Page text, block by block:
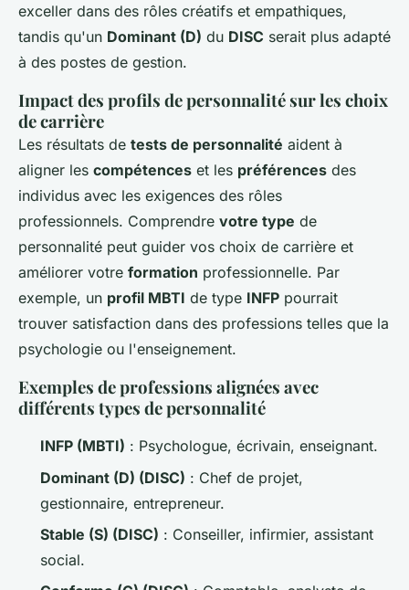
exceller dans des rôles créatifs et empathiques,
tandis qu'un Dominant (D) du DISC serait plus adapté
à des postes de gestion.
Impact des profils de personnalité sur les choix
de carrière
Les résultats de tests de personnalité aident à
aligner les compétences et les préférences des
individus avec les exigences des rôles
professionnels. Comprendre votre type de
personnalité peut guider vos choix de carrière et
améliorer votre formation professionnelle. Par
exemple, un profil MBTI de type INFP pourrait
trouver satisfaction dans des professions telles que la
psychologie ou l'enseignement.
Exemples de professions alignées avec
différents types de personnalité
INFP (MBTI) : Psychologue, écrivain, enseignant.
Dominant (D) (DISC) : Chef de projet,
gestionnaire, entrepreneur.
Stable (S) (DISC) : Conseiller, infirmier, assistant
social.